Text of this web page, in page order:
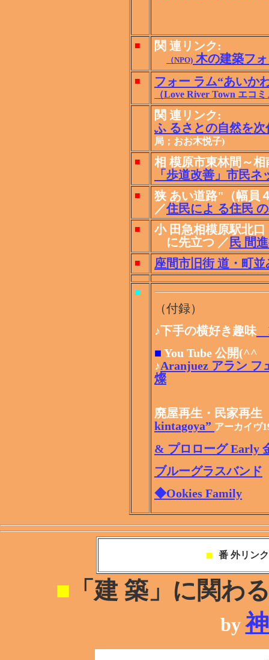
■ 関 連リンク:
（NPO) 木の建築フ
■ フォー ラム“あいか
（Love River Town エコ
関 連リンク:
ふ るさとの自然を次
局；おお木悦子)
■
相 模原市東林間～
「歩道改善」市民
■
狭 あい道路"（幅員
／住民によ る住民
■
小 田急相模原駅北
に先立つ ／ 民 間
■ 座間市旧街 道・町
■
（付録）
♪下手の横好き趣味
■ You Tube 公開(^^
♪Aranjuez アラン フ
燦
廃屋再生・民家再
kintagoya” アーカイヴ
& プロローグ Early
ブルーグラスバンド
◆Ookies Family
■ 番 外リン
■ 「建 築」に関わ
by